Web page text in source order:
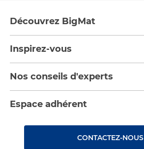
Découvrez BigMat
Devenez adhérent
Les Bâtisseurs du Sport
Inspirez-vous
Nos catalogues
Rencontres
Nos conseils d'experts
Espace adhérent
CONTACTEZ-NOUS